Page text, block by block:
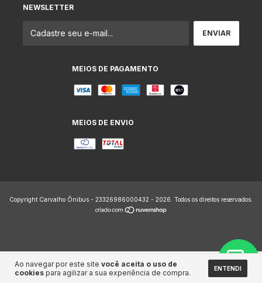
Ao navegar por este site você aceita o uso de
cookies para agilizar a sua experiência de compra. ENTENDI
NEWSLETTER
MEIOS DE PAGAMENTO
MEIOS DE ENVIO
Copyright Carvalho Ônibus - 23326986000432 - 2026. Todos os direitos reservados.